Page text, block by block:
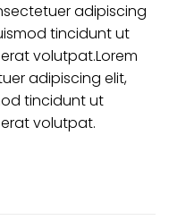
adipiscing
tincidunt ut
volutpat.Lorem
adipiscing elit,
tincidunt ut
volutpat.